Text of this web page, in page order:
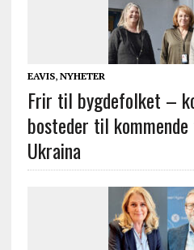
EAVIS, NYHETER
Frir til bygdefolket –
bosteder til
Ukraina